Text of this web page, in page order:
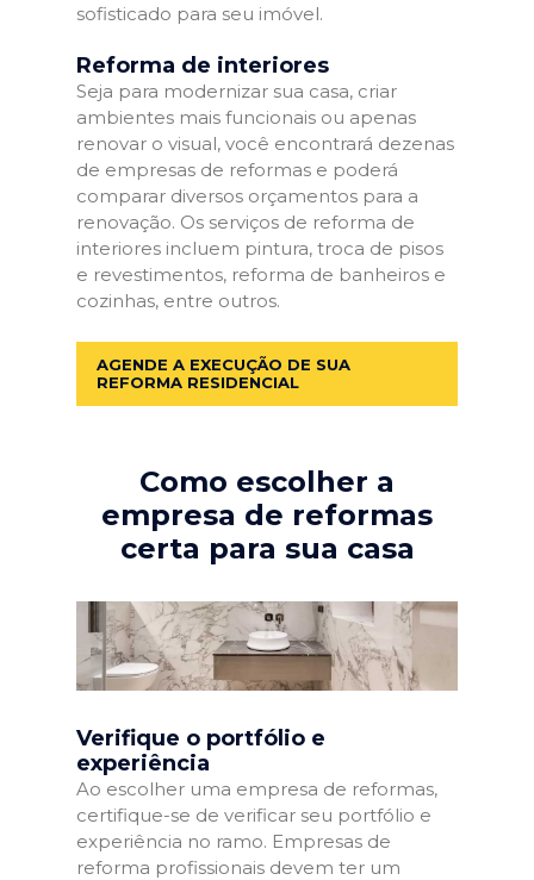
sofisticado para seu imóvel.
Reforma de interiores
Seja para modernizar sua casa, criar
ambientes mais funcionais ou apenas
renovar o visual, você encontrará dezenas
de empresas de reformas e poderá
comparar diversos orçamentos para a
renovação. Os serviços de reforma de
interiores incluem pintura, troca de pisos
e revestimentos, reforma de banheiros e
cozinhas, entre outros.
AGENDE A EXECUÇÃO DE SUA
REFORMA RESIDENCIAL
Como escolher a
empresa de reformas
certa para sua casa
Verifique o portfólio e
experiência
Ao escolher uma empresa de reformas,
certifique-se de verificar seu portfólio e
experiência no ramo. Empresas de
reforma profissionais devem ter um